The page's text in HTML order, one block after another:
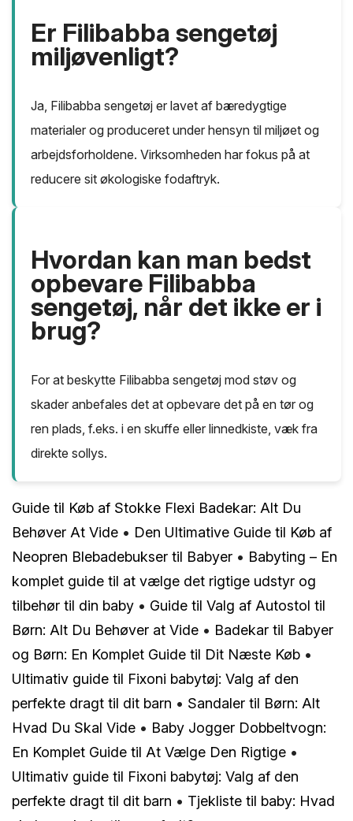
Er Filibabba sengetøj
miljøvenligt?
Ja, Filibabba sengetøj er lavet af bæredygtige
materialer og produceret under hensyn til miljøet og
arbejdsforholdene. Virksomheden har fokus på at
reducere sit økologiske fodaftryk.
Hvordan kan man bedst
opbevare Filibabba
sengetøj, når det ikke er i
brug?
For at beskytte Filibabba sengetøj mod støv og
skader anbefales det at opbevare det på en tør og
ren plads, f.eks. i en skuffe eller linnedkiste, væk fra
direkte sollys.
Guide til Køb af Stokke Flexi Badekar: Alt Du
Behøver At Vide • Den Ultimative Guide til Køb af
Neopren Blebadebukser til Babyer • Babyting – En
komplet guide til at vælge det rigtige udstyr og
tilbehør til din baby • Guide til Valg af Autostol til
Børn: Alt Du Behøver at Vide • Badekar til Babyer
og Børn: En Komplet Guide til Dit Næste Køb •
Ultimativ guide til Fixoni babytøj: Valg af den
perfekte dragt til dit barn • Sandaler til Børn: Alt
Hvad Du Skal Vide • Baby Jogger Dobbeltvogn:
En Komplet Guide til At Vælge Den Rigtige •
Ultimativ guide til Fixoni babytøj: Valg af den
perfekte dragt til dit barn • Tjekliste til baby: Hvad